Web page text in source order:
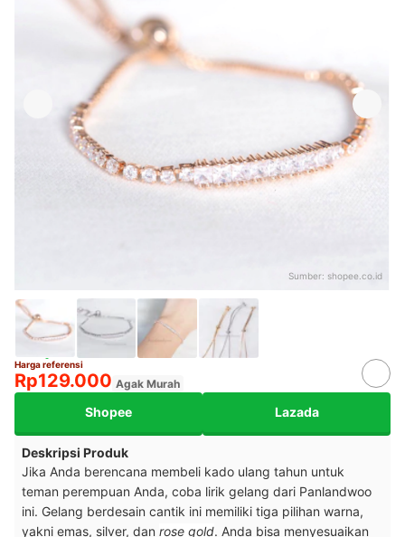
Sumber: shopee.co.id
Harga referensi
Rp129.000 Agak Murah
Shopee Lazada
Deskripsi Produk
Jika Anda berencana membeli kado ulang tahun untuk
teman perempuan Anda, coba lirik gelang dari Panlandwoo
ini. Gelang berdesain cantik ini memiliki tiga pilihan warna,
yakni emas, silver, dan rose gold. Anda bisa menyesuaikan